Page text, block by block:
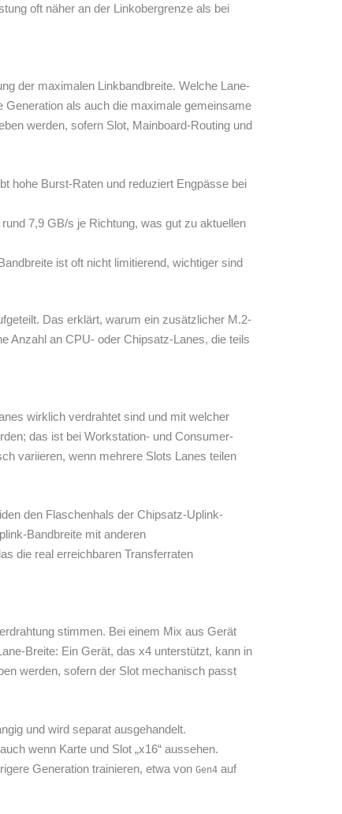
oft näher an der Linkobergrenze als bei
der maximalen Linkbandbreite. Welche Lane-
als auch die maximale gemeinsame
werden, sofern Slot, Mainboard-Routing und
hohe Burst-Raten und reduziert Engpässe bei
7,9 GB/s je Richtung, was gut zu aktuellen
ist oft nicht limitierend, wichtiger sind
Das erklärt, warum ein zusätzlicher M.2-
Anzahl an CPU- oder Chipsatz-Lanes, die teils
wirklich verdrahtet sind und mit welcher
das ist bei Workstation- und Consumer-
variieren, wenn mehrere Slots Lanes teilen
den Flaschenhals der Chipsatz-Uplink-
Bandbreite mit anderen
die real erreichbaren Transferraten
stimmen. Bei einem Mix aus Gerät
Breite: Ein Gerät, das x4 unterstützt, kann in
werden, sofern der Slot mechanisch passt
und wird separat ausgehandelt.
wenn Karte und Slot „x16“ aussehen.
Generation trainieren, etwa von Gen4 auf